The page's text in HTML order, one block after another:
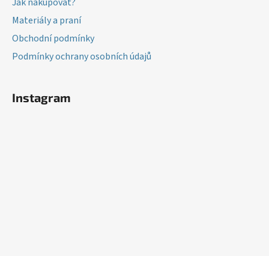
Materiály a praní
Obchodní podmínky
Podmínky ochrany osobních údajů
Instagram